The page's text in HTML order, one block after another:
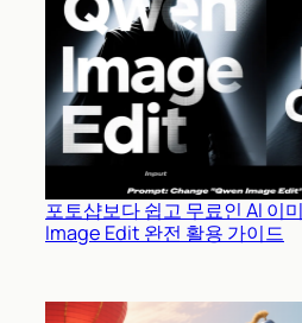
포토샵보다 쉽고 무료인 AI 이
Image Edit 완전 활용 가이드